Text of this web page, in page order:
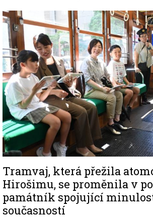
Image
Tramvaj, která přežila
Hirošimu, se proměnila v
památník spojující
současností